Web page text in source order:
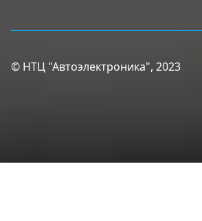
© НТЦ "Автоэлектроника", 2023